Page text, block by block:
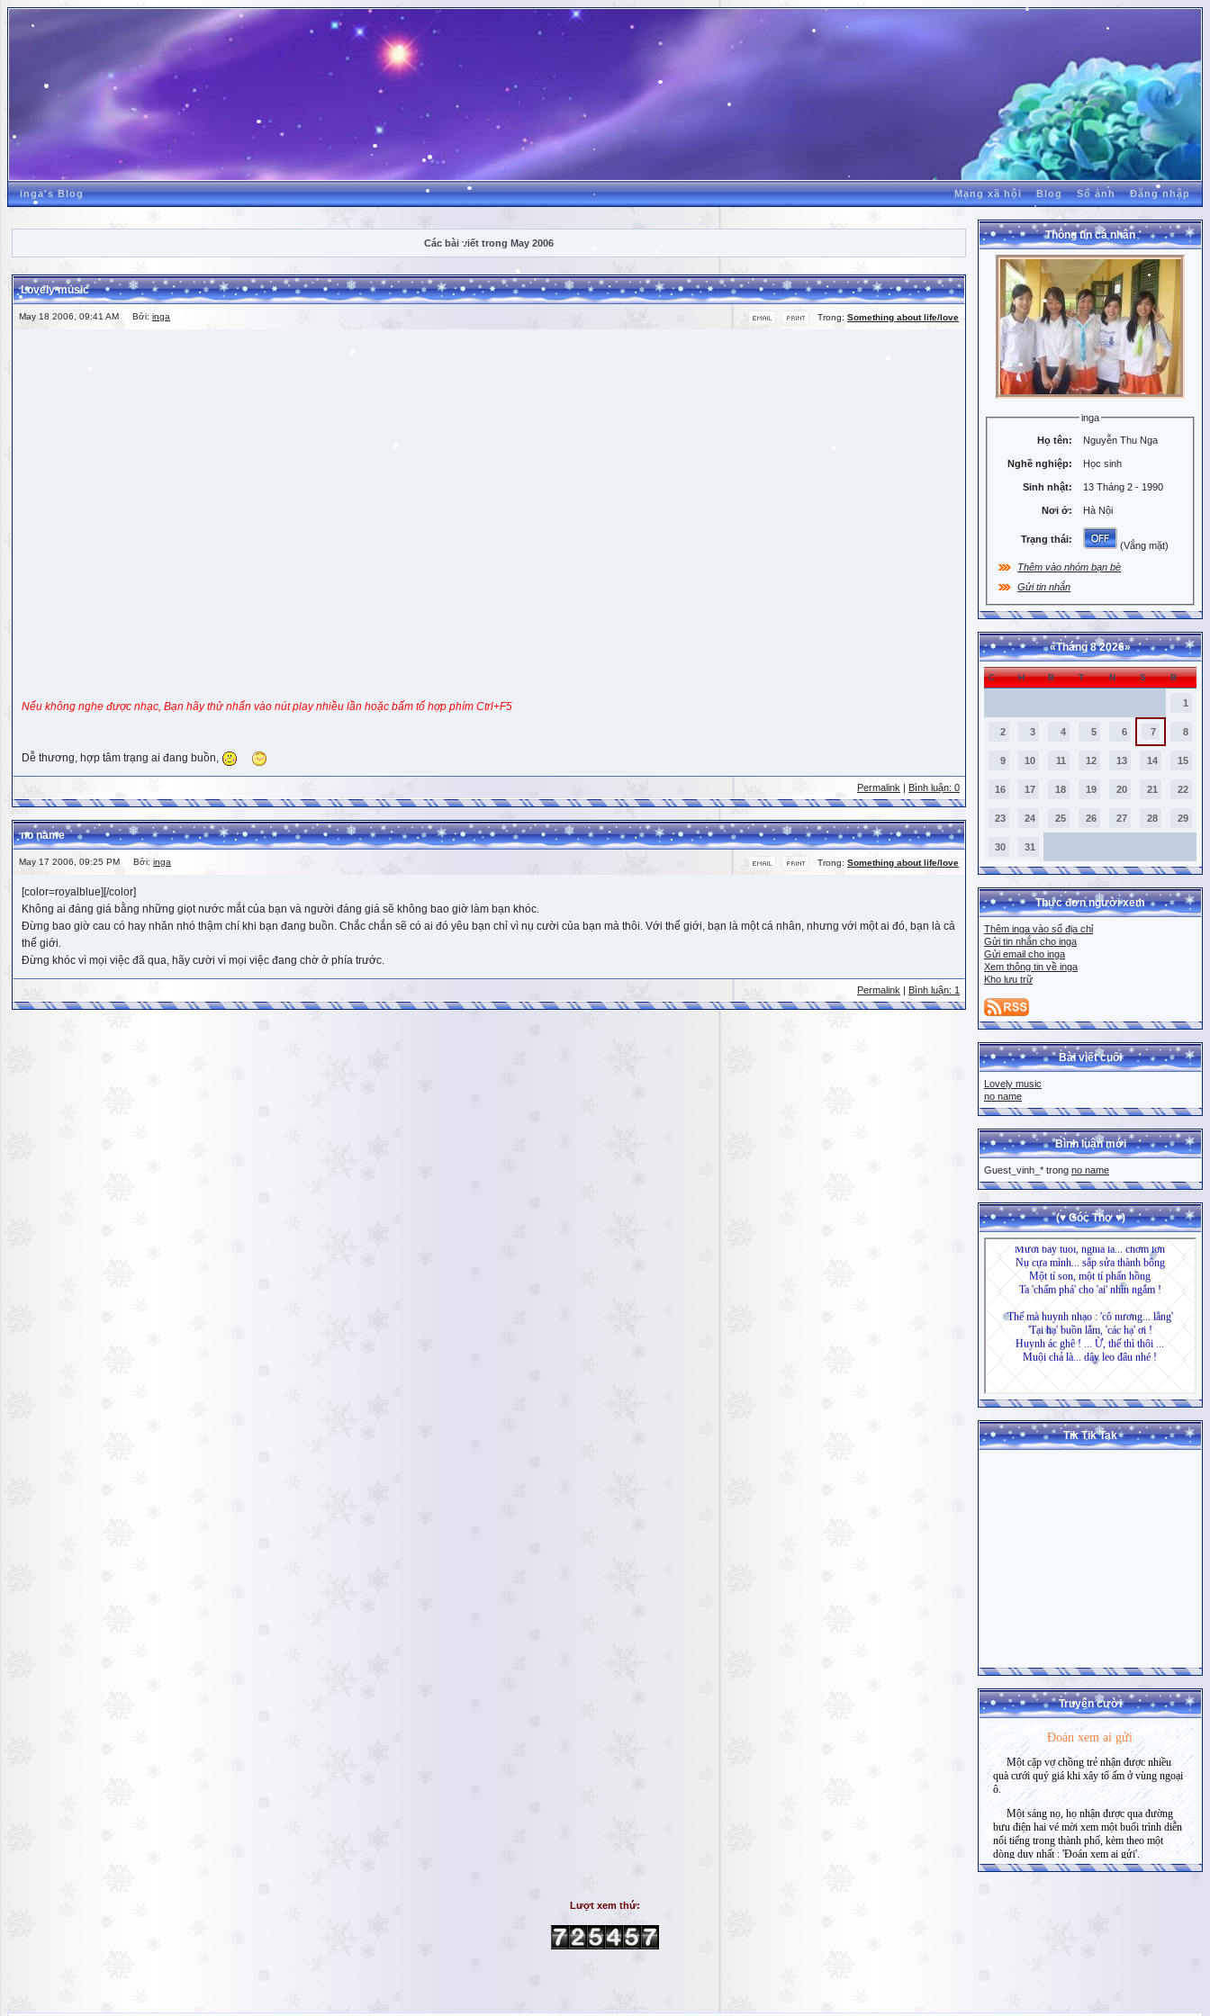
inga's Blog Mạng xã hội Blog Sổ ảnh Đăng nhập
Các bài viết trong May 2006
Lovely music
Trong: Something about life/love
May 18 2006, 09:41 AM Bởi: inga
Nếu không nghe được nhạc, Bạn hãy thử nhấn vào nút play nhiều lần hoặc bấm tổ hợp phím Ctrl+F5
Dễ thương, hợp tâm trạng ai đang buồn,
Permalink Bình luận: 0
no name
Trong: Something about life/love
May 17 2006, 09:25 PM Bởi: inga
[color=royalblue][/color]
Không ai đáng giá bằng những giọt nước mắt của bạn và người đáng giá sẽ không bao giờ làm bạn khóc.
Đừng bao giờ cau có hay nhăn nhó thậm chí khi bạn đang buồn. Chắc chắn sẽ có ai đó yêu bạn chỉ vì nụ cười của bạn mà thôi. Với thế giới, bạn là một cá nhân, nhưng với một ai đó, bạn là cả
thế giới.
Đừng khóc vì mọi việc đã qua, hãy cười vì mọi việc đang chờ ở phía trước.
Permalink Bình luận: 1
Thông tin cá nhân
inga
Họ tên: Nguyễn Thu Nga
Nghề nghiệp: Học sinh
Sinh nhật: 13 Tháng 2 - 1990
Nơi ở: Hà Nội
Trạng thái:
(Vắng mặt)
Thêm vào nhóm bạn bè
Gửi tin nhắn
«Tháng 8 2026»
C H B T N S B
1
2 3 4 5 6 7 8
9 10 11 12 13 14 15
16 17 18 19 20 21 22
23 24 25 26 27 28 29
30 31
Thực đơn người xem
Thêm inga vào sổ địa chỉ
Gửi tin nhắn cho inga
Gửi email cho inga
Xem thông tin về inga
Kho lưu trữ
Bài viết cuối
Lovely music
no name
Bình luận mới
Guest_vinh_* trong no name
(♥ Góc Thơ ♥)
Tik Tik Tak
Truyện cười
Lượt xem thứ: